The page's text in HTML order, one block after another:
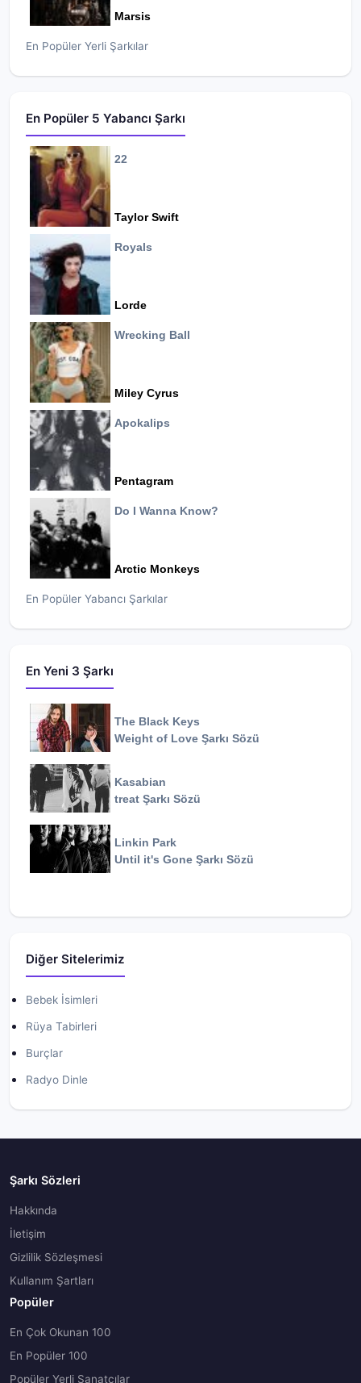
Marsis
En Popüler Yerli Şarkılar
En Popüler 5 Yabancı Şarkı
22
Taylor Swift
Royals
Lorde
Wrecking Ball
Miley Cyrus
Apokalips
Pentagram
Do I Wanna Know?
Arctic Monkeys
En Popüler Yabancı Şarkılar
En Yeni 3 Şarkı
The Black Keys
Weight of Love Şarkı Sözü
Kasabian
treat Şarkı Sözü
Linkin Park
Until it's Gone Şarkı Sözü
Diğer Sitelerimiz
Bebek İsimleri
Rüya Tabirleri
Burçlar
Radyo Dinle
Şarkı Sözleri
Hakkında
İletişim
Gizlilik Sözleşmesi
Kullanım Şartları
Popüler
En Çok Okunan 100
En Popüler 100
Popüler Yerli Sanatçılar